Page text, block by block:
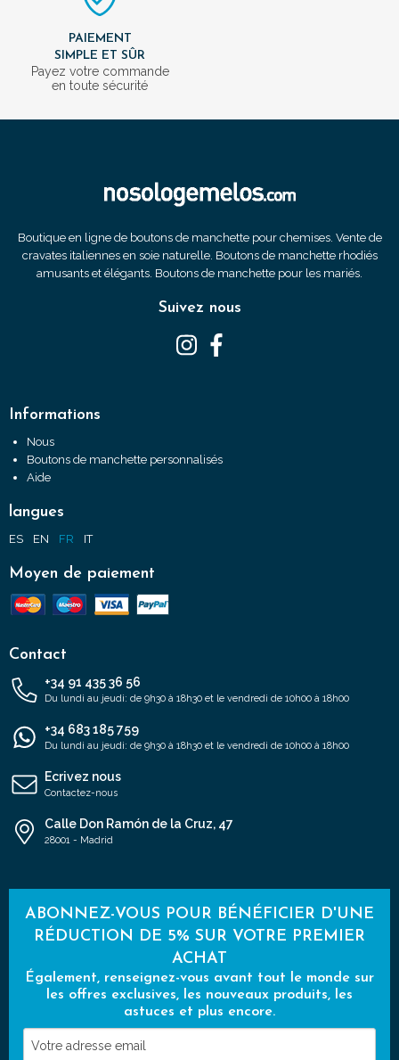
PAIEMENT
SIMPLE ET SÛR
Payez votre commande
en toute sécurité
Boutique en ligne de boutons de manchette pour chemises. Vente de
cravates italiennes en soie naturelle. Boutons de manchette rhodiés
amusants et élégants. Boutons de manchette pour les mariés.
Suivez nous
Informations
Nous
Boutons de manchette personnalisés
Aide
langues
ES EN FR IT
Moyen de paiement
Contact
+34 91 435 36 56
Du lundi au jeudi: de 9h30 à 18h30 et le vendredi de 10h00 à 18h00
+34 683 185 759
Du lundi au jeudi: de 9h30 à 18h30 et le vendredi de 10h00 à 18h00
Ecrivez nous
Contactez-nous
Calle Don Ramón de la Cruz, 47
28001 - Madrid
ABONNEZ-VOUS POUR BÉNÉFICIER D'UNE
RÉDUCTION DE 5% SUR VOTRE PREMIER
ACHAT
Également, renseignez-vous avant tout le monde sur
les offres exclusives, les nouveaux produits, les
astuces et plus encore.
Votre